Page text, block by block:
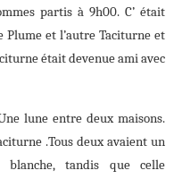
partis à 9h00. C’ était
Plume et l’autre Taciturne et
était devenue ami avec
lune entre deux maisons.
.Tous deux avaient un
tandis que celle